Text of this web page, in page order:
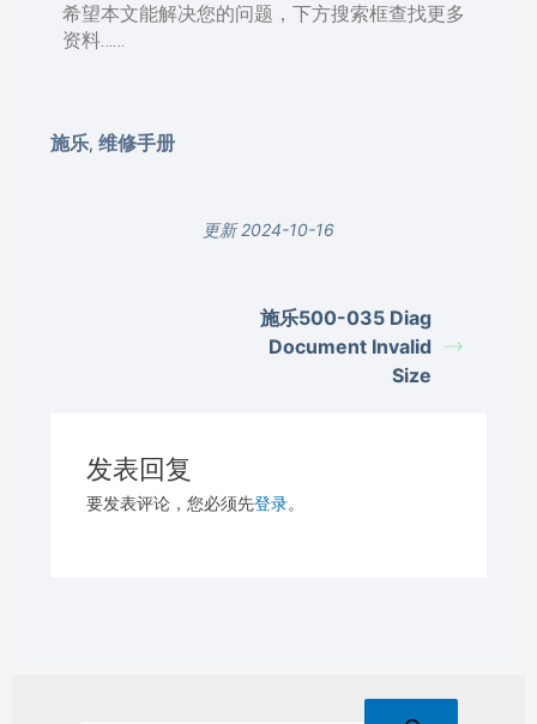
希望本文能解决您的问题，下方搜索框查找更多
资料……
施乐,维修手册
更新 2024-10-16
施乐500-035 Diag
Document Invalid
Size
发表回复
要发表评论，您必须先登录。